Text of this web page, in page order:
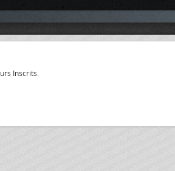
Inscrits.